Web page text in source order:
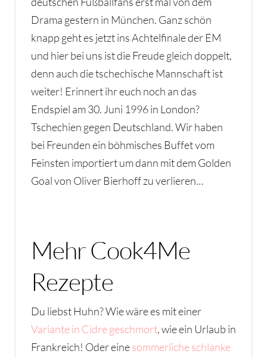
Drama gestern in München. Ganz schön
knapp geht es jetzt ins Achtelfinale der EM
und hier bei uns ist die Freude gleich doppelt,
denn auch die tschechische Mannschaft ist
weiter! Erinnert ihr euch noch an das
Endspiel am 30. Juni 1996 in London?
Tschechien gegen Deutschland. Wir haben
bei Freunden ein böhmisches Buffet vom
Feinsten importiert um dann mit dem Golden
Goal von Oliver Bierhoff zu verlieren…
Mehr Cook4Me
Rezepte
Du liebst Huhn? Wie wäre es mit einer
Variante in Cidre geschmort, wie ein Urlaub in
Frankreich! Oder einesommerliche schlanke